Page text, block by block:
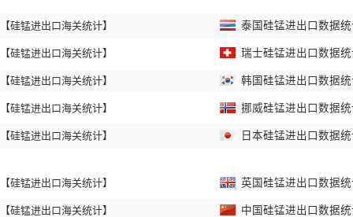
【硅锰进出口海关统计】
【硅锰进出口海关统计】
【硅锰进出口海关统计】
【硅锰进出口海关统计】
【硅锰进出口海关统计】
【硅锰进出口海关统计】
【硅锰进出口海关统计】
泰国硅锰进出口数据
瑞士硅锰进出口数据
韩国硅锰进出口数据
挪威硅锰进出口数据
日本硅锰进出口数据
英国硅锰进出口数据
中国硅锰进出口数据